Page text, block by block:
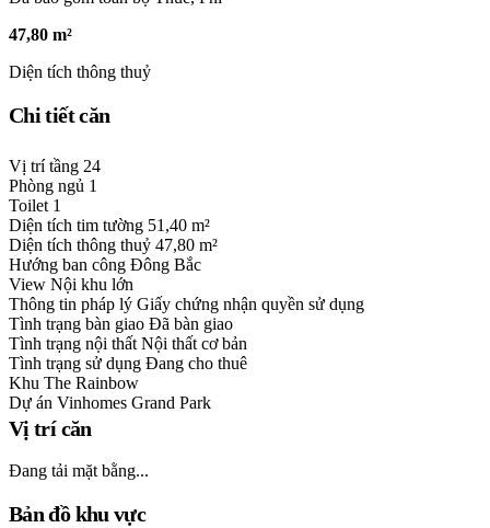
47,80 m²
Diện tích thông thuỷ
Chi tiết căn
Vị trí tầng 24
Phòng ngủ 1
Toilet 1
Diện tích tim tường 51,40 m²
Diện tích thông thuỷ 47,80 m²
Hướng ban công Đông Bắc
View Nội khu lớn
Thông tin pháp lý Giấy chứng nhận quyền sử dụng
Tình trạng bàn giao Đã bàn giao
Tình trạng nội thất Nội thất cơ bản
Tình trạng sử dụng Đang cho thuê
Khu The Rainbow
Dự án Vinhomes Grand Park
Vị trí căn
Đang tải mặt bằng...
Bản đồ khu vực